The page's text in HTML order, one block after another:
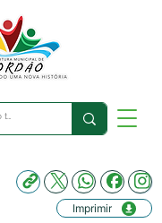
Imprimir